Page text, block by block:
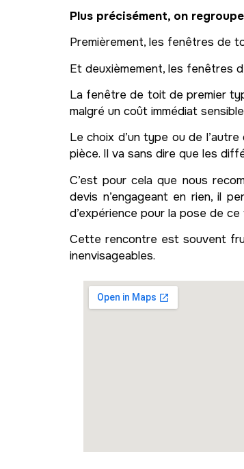
Plus précisément, on
Premièrement, les fenêtres de
Et deuxièmement, les fenêtres
La fenêtre de toit de premier
malgré un coût immédiat
Le choix d’un type ou de
pièce. Il va sans dire que les
C’est pour cela que nous
devis n’engageant en rien, il
d’expérience pour la pose de
Cette rencontre est souvent
inenvisageables.